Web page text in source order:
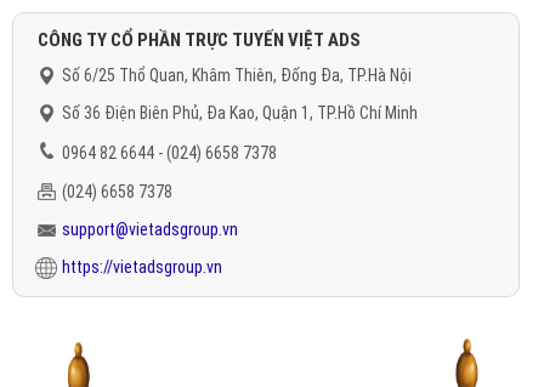
CÔNG TY CỔ PHẦN TRỰC TUYẾN VIỆT ADS
Số 6/25 Thổ Quan, Khâm Thiên, Đống Đa, TP.Hà Nội
Số 36 Điện Biên Phủ, Đa Kao, Quận 1, TP.Hồ Chí Minh
0964 82 6644 - (024) 6658 7378
(024) 6658 7378
support@vietadsgroup.vn
https://vietadsgroup.vn